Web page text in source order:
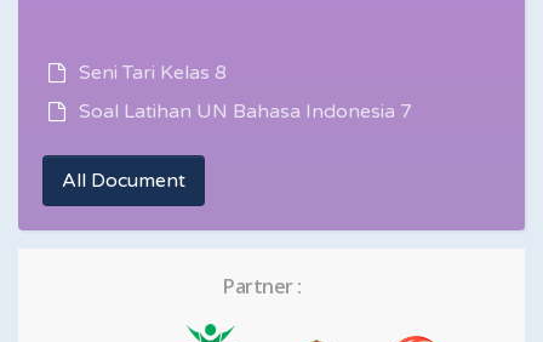
Seni Tari Kelas 8
Soal Latihan UN Bahasa Indonesia 7
All Document
Partner :